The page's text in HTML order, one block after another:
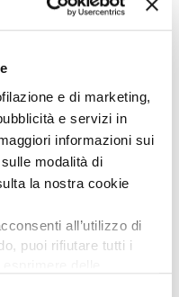
e di marketing,
e servizi in
informazioni sui
modalità di
la nostra cookie
all’utilizzo di
puoi rifiutare tutti i
come lascia
mettono a rischio le
alimentare. Se la
il nostro obiettivo
pronti e perfino di
era stato
tal senso, primo
Commissione